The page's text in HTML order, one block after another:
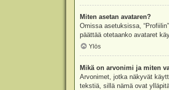
Miten asetan avataren?
Omissa asetuksissa,
päättää otetaanko avataret
Ylös
Mikä on arvonimi ja miten
Arvonimet, jotka näkyvät
tekstiä, sillä nämä ovat